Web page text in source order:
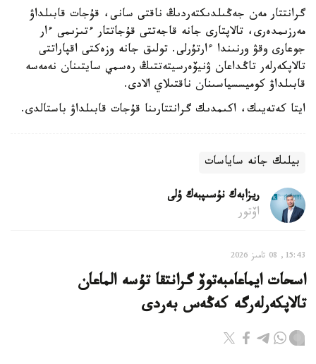
گرانتتار مەن جەڭىلدىكتەردىڭ ناقتى سانى، قۇجات قابىلداۋ
مەرزىمدەرى، تالاپتارى جانە قاجەتتى قۇجاتتار ءتىزىمى ءار
جوعارى وقۋ ورنىندا ءارتۇرلى. تولىق جانە وزەكتى اقپاراتتى
تالاپكەرلەر تاڭداعان ۋنيۆەرسيتەتتىڭ رەسمي سايتىنان نەمەسە
قابىلداۋ كوميسسياسىنان ناقتىلاي الادى.
ايتا كەتەيىك، اكىمدىك گرانتتارىنا قۇجات قابىلداۋ باستالدى.
بيلىك جانە ساياسات
ريزابەك نۇسىپبەك ۇلى
اۆتور
15:43, 08 تامىز 2026
اسحات ايماعامبەتوۆ گرانتقا تۇسە الماعان
تالاپكەرلەرگە كەڭەس بەردى